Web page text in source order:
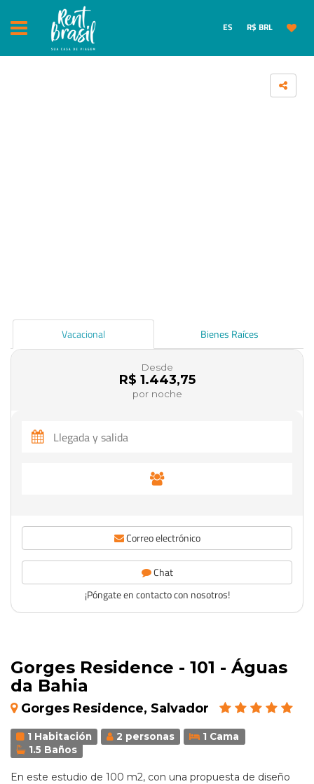
ES R$ BRL
Gorges Residence - 101 - Águas
da Bahia
Gorges Residence, Salvador
1 Habitación 2 personas
1 Cama
1.5 Baños
En este estudio de 100 m2, con una propuesta de diseño
Vacacional Bienes Raíces
Desde
R$ 1.443,75
por noche
Correo electrónico
Chat
¡Póngate en contacto con nosotros!